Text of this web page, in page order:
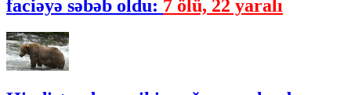
faciəyə səbəb oldu: 7 ölü, 22 yaralı